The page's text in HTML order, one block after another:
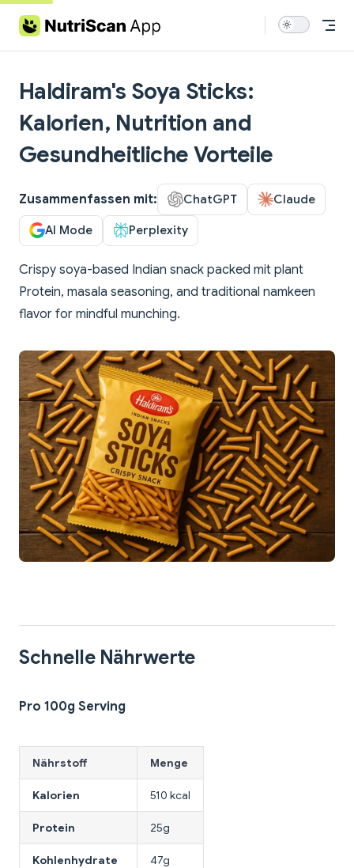
Skip to content
Haldiram's Soya Sticks:
Kalorien, Nutrition and
Gesundheitliche Vorteile
Zusammenfassen mit: ChatGPT Claude
AI Mode Perplexity
Crispy soya-based Indian snack packed mit plant
Protein, masala seasoning, and traditional namkeen
flavor for mindful munching.
Schnelle Nährwerte
Pro 100g Serving
Nährstoff Menge
Kalorien 510 kcal
Protein 25g
Kohlenhydrate 47g